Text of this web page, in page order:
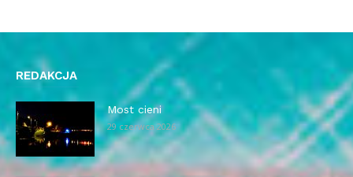
REDAKCJA
Most cieni
29 czerwca 2026